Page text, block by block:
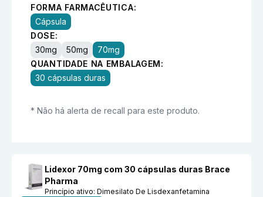
FORMA FARMACÊUTICA:
Cápsula
DOSE:
30mg
50mg
70mg
QUANTIDADE NA EMBALAGEM:
30 cápsulas duras
* Não há alerta de recall para este produto.
Lidexor 70mg com 30 cápsulas duras Brace
Pharma
Princípio ativo:Dimesilato De Lisdexanfetamina